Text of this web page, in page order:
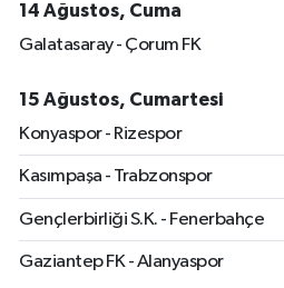
14 Ağustos, Cuma
Galatasaray - Çorum FK
15 Ağustos, Cumartesi
Konyaspor - Rizespor
Kasımpaşa - Trabzonspor
Gençlerbirliği S.K. - Fenerbahçe
Gaziantep FK - Alanyaspor